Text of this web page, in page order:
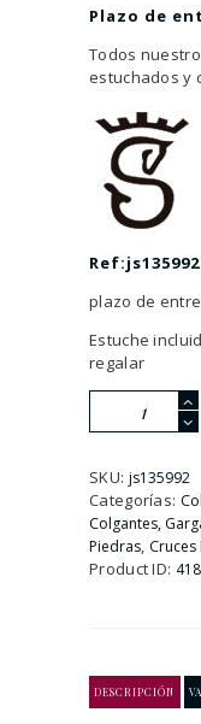
Plazo de
Todos
estuchados y
Ref:js135992
plazo de
Estuche
regalar
Dorada
Con
Piedras
Colores
cantidad
SKU: js135992
Categorías:
Colgantes,
Piedras, Cruces
Product ID:
DESCRIPCIÓN